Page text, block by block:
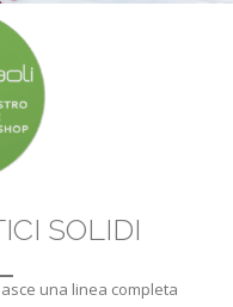
SOLIDI
una linea completa